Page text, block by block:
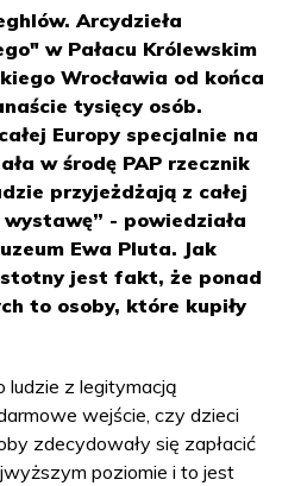
Arcydzieła
w Pałacu Królewskim
Wrocławia od końca
tysięcy osób.
Europy specjalnie na
w środę PAP rzecznik
przyjeżdżają z całej
- powiedziała
Ewa Pluta. Jak
jest fakt, że ponad
to osoby, które kupiły
ludzie z legitymacją
wejście, czy dzieci
zdecydowały się zapłacić
poziomie i to jest